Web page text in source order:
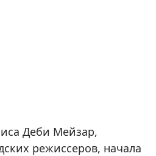
Деби Мейзар,
режиссеров, начала